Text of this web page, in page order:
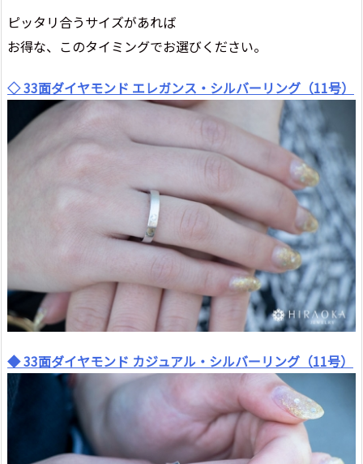
ピッタリ合うサイズがあれば
お得な、このタイミングでお選びください。
◇ 33面ダイヤモンド エレガンス・シルバーリング（11号）
◆ 33面ダイヤモンド カジュアル・シルバーリング（11号）